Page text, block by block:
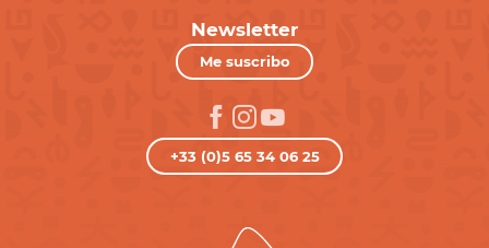
Newsletter
Me suscribo
+33 (0)5 65 34 06 25